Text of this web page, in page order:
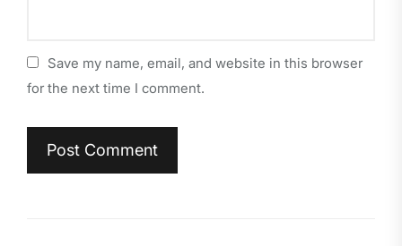
Save my name, email, and website in this browser
for the next time I comment.